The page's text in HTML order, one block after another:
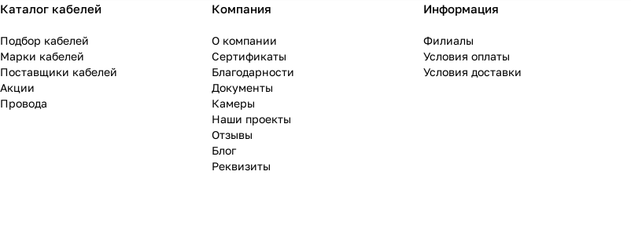
Каталог кабелей
Подбор кабелей
Марки кабелей
Поставщики кабелей
Акции
Провода
Компания
О компании
Сертификаты
Благодарности
Документы
Камеры
Наши проекты
Отзывы
Блог
Реквизиты
Информация
Филиалы
Условия оплаты
Условия доставки